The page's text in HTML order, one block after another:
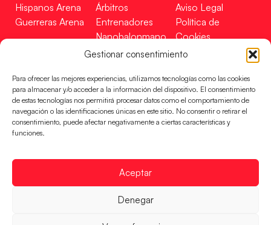
Gestionar consentimiento
Para ofrecer las mejores experiencias, utilizamos tecnologías como las cookies
para almacenar y/o acceder a la información del dispositivo. El consentimiento
de estas tecnologías nos permitirá procesar datos como el comportamiento de
navegación o las identificaciones únicas en este sitio. No consentir o retirar el
consentimiento, puede afectar negativamente a ciertas características y
funciones.
Aceptar
Denegar
Hispanos Arena
Guerreras Arena
Árbitros
Entrenadores
Nanobalonmano
Tienda
Aviso Legal
Política de
Cookies
Mapa Web
Incidencias
CONTACTO
EN
FINANCIADO
RFEBM © 2024. Todos los derechos reservados –